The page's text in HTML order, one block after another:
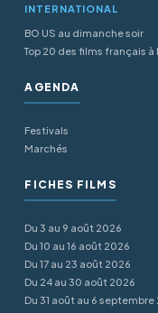
INTERNATIONAL
BO US au dimanche soir
Top 20 des films français à
AGENDA
Festivals
Marchés
FICHES FILMS
Du 3 au 9 août 2026
Du 10 au 16 août 2026
Du 17 au 23 août 2026
Du 24 au 30 août 2026
Du 31 août au 6 septembre